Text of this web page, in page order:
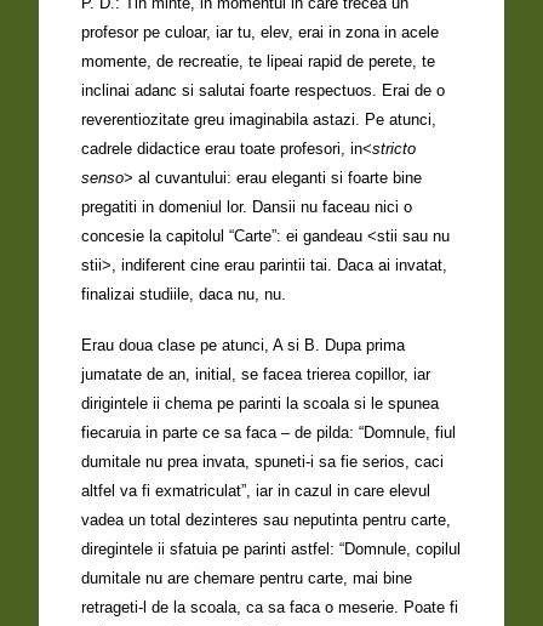
profesor pe culoar, iar tu, elev, erai in zona in acele
momente, de recreatie, te lipeai rapid de perete, te
inclinai adanc si salutai foarte respectuos. Erai de o
reverentiozitate greu imaginabila astazi. Pe atunci,
cadrele didactice erau toate profesori, in<stricto
senso> al cuvantului: erau eleganti si foarte bine
pregatiti in domeniul lor. Dansii nu faceau nici o
concesie la capitolul “Carte”: ei gandeau <stii sau nu
stii>, indiferent cine erau parintii tai. Daca ai invatat,
finalizai studiile, daca nu, nu.
Erau doua clase pe atunci, A si B. Dupa prima
jumatate de an, initial, se facea trierea copillor, iar
dirigintele ii chema pe parinti la scoala si le spunea
fiecaruia in parte ce sa faca – de pilda: “Domnule, fiul
dumitale nu prea invata, spuneti-i sa fie serios, caci
altfel va fi exmatriculat”, iar in cazul in care elevul
vadea un total dezinteres sau neputinta pentru carte,
diregintele ii sfatuia pe parinti astfel: “Domnule, copilul
dumitale nu are chemare pentru carte, mai bine
retrageti-l de la scoala, ca sa faca o meserie. Poate fi